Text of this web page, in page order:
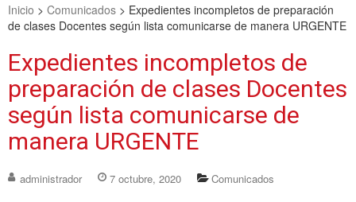
Inicio > Comunicados > Expedientes incompletos de preparación
de clases Docentes según lista comunicarse de manera URGENTE
Expedientes incompletos de
preparación de clases Docentes
según lista comunicarse de
manera URGENTE
administrador 7 octubre, 2020 Comunicados